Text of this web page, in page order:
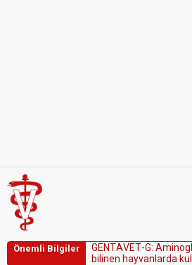
Önemli Bilgiler GENTAVET-G: Aminog
bi inen hayvan arda ku